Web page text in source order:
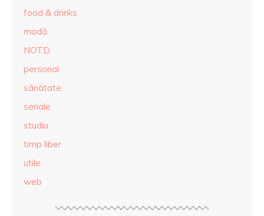
food & drinks
modă
NOTD
personal
sănătate
seriale
studiu
timp liber
utile
web